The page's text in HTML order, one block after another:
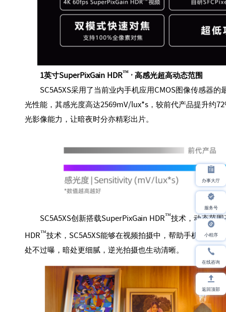
1英寸SuperPixGain HDR™， 高感光超高动态范围
SC5A5XS采用了当前业内手机应用CMOS图像传感器
光性能，其感光度高达2569mV/lux*s，较前代产品提升约
光影像能力，让暗夜时分亦精彩出片。
SC5A5XS创新搭载SuperPixGain HDR™技术，动态范围
HDR™技术，SC5A5XS能够在视频拍摄中，帮助手机摄像
处不过曝，暗处更细腻，逆光拍摄也生动清晰。
办事大厅
服务号
小程序
在线咨询
返回顶部